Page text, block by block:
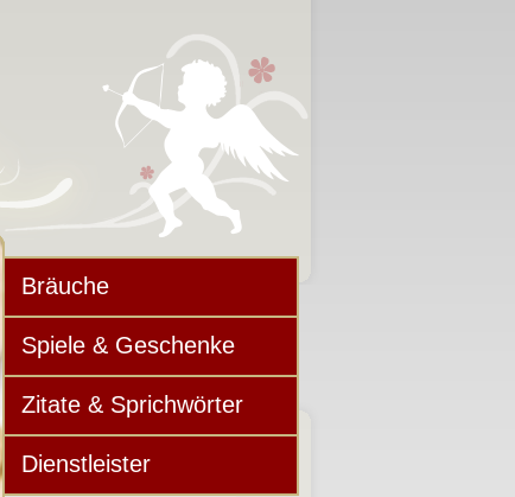
Bräuche
Spiele & Geschenke
Zitate & Sprichwörter
Dienstleister